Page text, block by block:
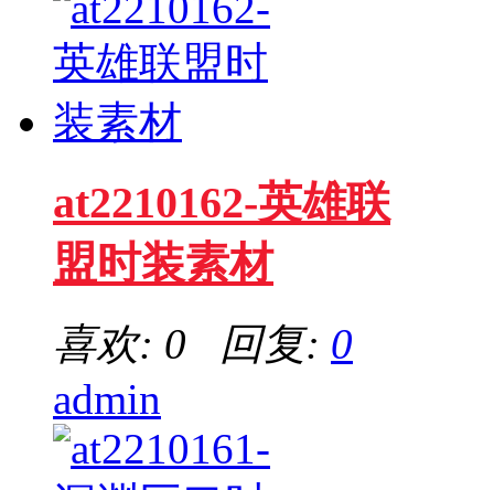
at2210162-英雄联
盟时装素材
喜欢: 0 回复: 0
admin